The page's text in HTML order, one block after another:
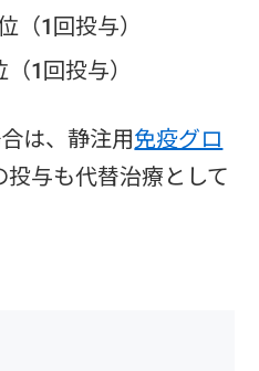
（1回投与）
1回投与）
は、静注用免疫グロ
投与も代替治療として